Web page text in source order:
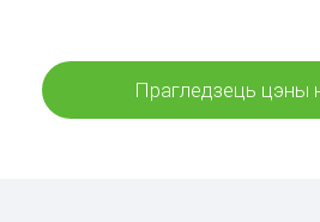
Прагледзець цэны